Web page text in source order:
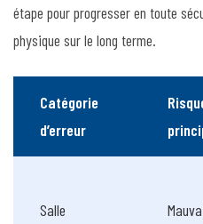
étape pour progresser en toute
physique sur le long terme.
Catégorie
d’erreur
Salle